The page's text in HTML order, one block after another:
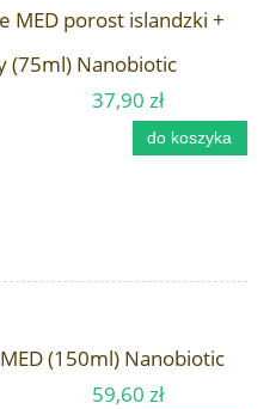
MED porost islandzki +
(75ml) Nanobiotic
37,90 zł
do koszyka
(150ml) Nanobiotic
59,60 zł